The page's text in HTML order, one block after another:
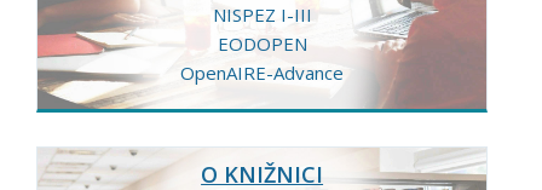
NISPEZ I-III
EODOPEN
OpenAIRE-Advance
O KNIŽNICI